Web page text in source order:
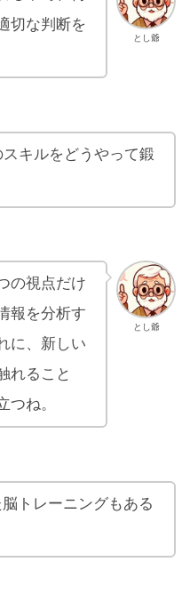
とし爺
切な判断を
キルをどうやって鍛
とし爺
の視点だけ
報を分析す
に、新しい
れること
つね。
トレーニングもある